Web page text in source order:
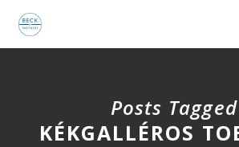
Posts
KÉKGALLÉROS